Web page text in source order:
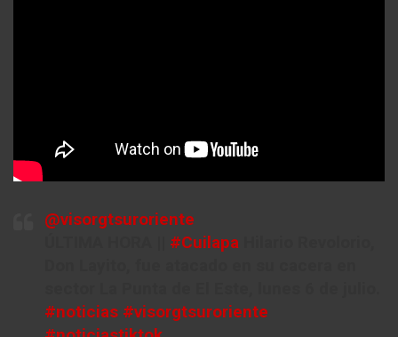
@visorgtsuroriente
#Cuilapa
#noticias #visorgtsuroriente